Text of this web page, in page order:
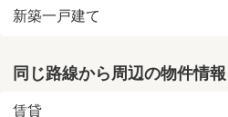
新築一戸建て
同じ路線から周辺の物件情
賃貸